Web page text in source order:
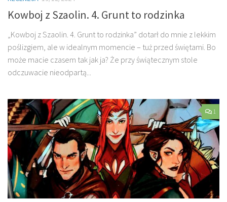
Kowboj z Szaolin. 4. Grunt to rodzinka
„Kowboj z Szaolin. 4. Grunt to rodzinka” dotarł do mnie z lekkim
poślizgiem, ale w idealnym momencie – tuż przed świętami. Bo
może macie czasem tak jak ja? Że przy świątecznym stole
odczuwacie nieodpartą...
1